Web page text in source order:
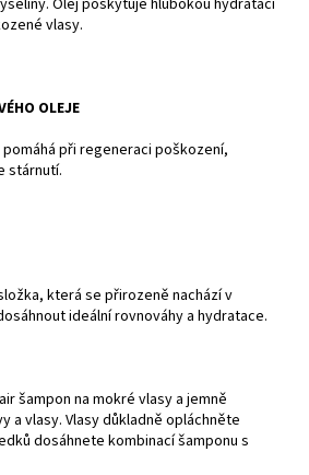
Olej poskytuje hlubokou hydrataci
vlasy.
OLEJE
při regeneraci poškození,
stárnutí.
která se přirozeně nachází v
ideální rovnováhy a hydratace.
šampon na mokré vlasy a jemně
a vlasy. Vlasy důkladně opláchněte
dosáhnete kombinací šamponu s